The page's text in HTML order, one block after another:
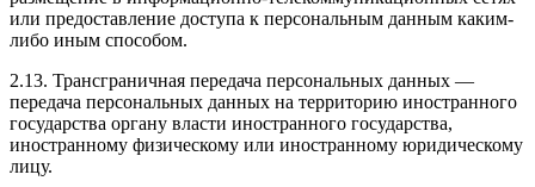
или предоставление доступа к персональным данным каким-
либо иным способом.
2.13. Трансграничная передача персональных данных —
передача персональных данных на территорию иностранного
государства органу власти иностранного государства,
иностранному физическому или иностранному юридическому
лицу.